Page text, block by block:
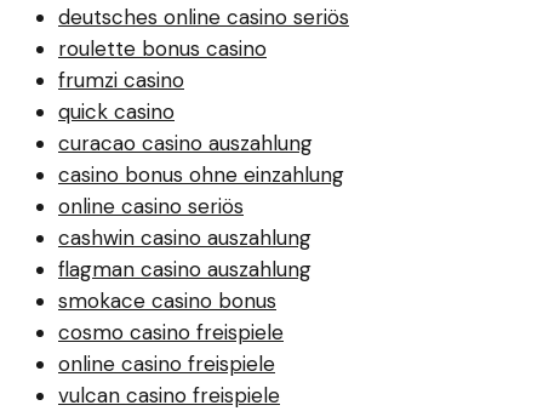
deutsches online casino seriös
roulette bonus casino
frumzi casino
quick casino
curacao casino auszahlung
casino bonus ohne einzahlung
online casino seriös
cashwin casino auszahlung
flagman casino auszahlung
smokace casino bonus
cosmo casino freispiele
online casino freispiele
vulcan casino freispiele